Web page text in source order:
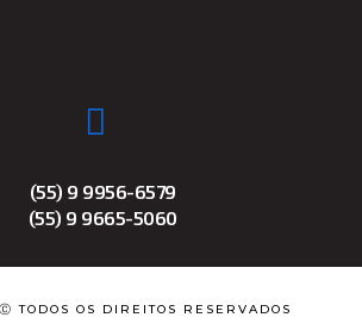
(55) 9 9956-6579
(55) 9 9665-5060
TODOS OS DIREITOS RESERVADOS